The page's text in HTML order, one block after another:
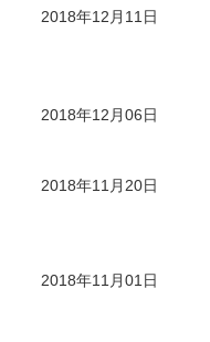
2018年12月11日
2018年12月06日
2018年11月20日
2018年11月01日